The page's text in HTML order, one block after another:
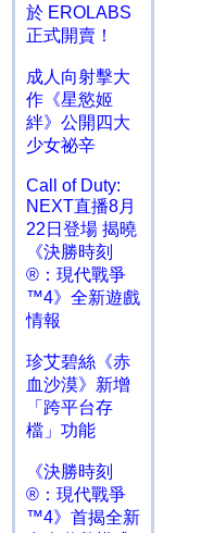
於 EROLABS
正式開賣！
成人向射擊大
作《星慾姬
絆》公開四大
少女祕辛
Call of Duty:
NEXT直播8月
22日登場 揭曉
《決勝時刻
®：現代戰爭
™4》全新遊戲
情報
珍艾碧絲《赤
血沙漠》新增
「跨平台存
檔」功能
《決勝時刻
®：現代戰爭
™4》首揭全新